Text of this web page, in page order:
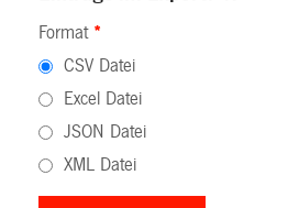
Format *
CSV Datei
Excel Datei
JSON Datei
XML Datei